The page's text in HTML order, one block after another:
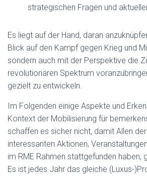
strategischen Fragen und
Es liegt auf der Hand, daran
Blick auf den Kampf gegen Krieg und
sondern auch mit der Perspektive die
revolutionären Spektrum
gezielt zu entwickeln.
Im Folgenden einige Aspekte und
Kontext der Mobilisierung für
schaffen es sicher nicht, damit Allen
interessanten Aktionen,
im RME Rahmen stattgefunden haben,
Es ist jedes Jahr das gleiche (Luxus-